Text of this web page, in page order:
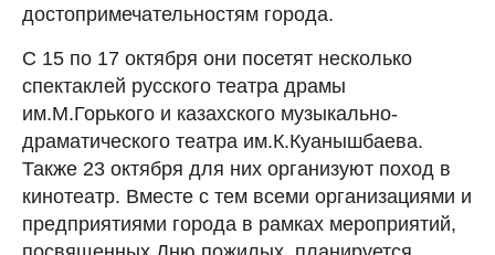
достопримечательностям города.
С 15 по 17 октября они посетят несколько
спектаклей русского театра драмы
им.М.Горького и казахского музыкально-
драматического театра им.К.Куанышбаева.
Также 23 октября для них организуют поход в
кинотеатр. Вместе с тем всеми организациями и
предприятиями города в рамках мероприятий,